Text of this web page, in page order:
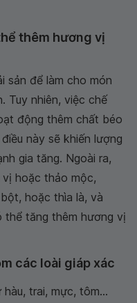
thêm hương vị
sản để làm cho món
Tuy nhiên, việc chế
động thêm chất béo
này sẽ khiến lượng
gia tăng. Ngoài ra,
hoặc thảo mộc,
hoặc thìa là, và
tăng thêm hương vị
các loài giáp xác
trai, mực, tôm...